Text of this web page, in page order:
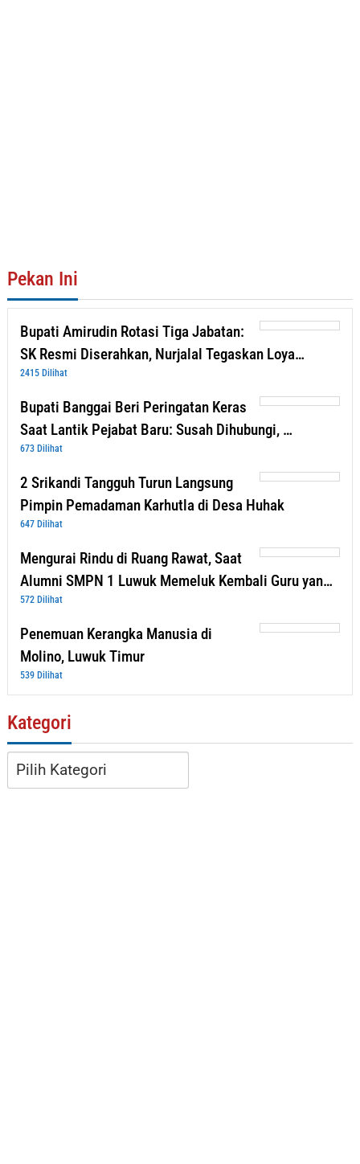
Pekan Ini
Bupati Amirudin Rotasi Tiga Jabatan:
SK Resmi Diserahkan, Nurjalal Tegaskan Loya…
2415 Dilihat
Bupati Banggai Beri Peringatan Keras
Saat Lantik Pejabat Baru: Susah Dihubungi, …
673 Dilihat
2 Srikandi Tangguh Turun Langsung
Pimpin Pemadaman Karhutla di Desa Huhak
647 Dilihat
Mengurai Rindu di Ruang Rawat, Saat
Alumni SMPN 1 Luwuk Memeluk Kembali Guru yan…
572 Dilihat
Penemuan Kerangka Manusia di
Molino, Luwuk Timur
539 Dilihat
Kategori
Kategori